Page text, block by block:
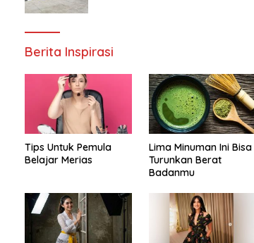
Berita Inspirasi
Tips Untuk Pemula
Belajar Merias
Lima Minuman Ini Bisa
Turunkan Berat
Badanmu